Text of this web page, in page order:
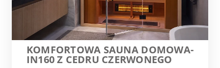
KOMFORTOWA SAUNA DOMOWA-
IN160 Z CEDRU CZERWONEGO